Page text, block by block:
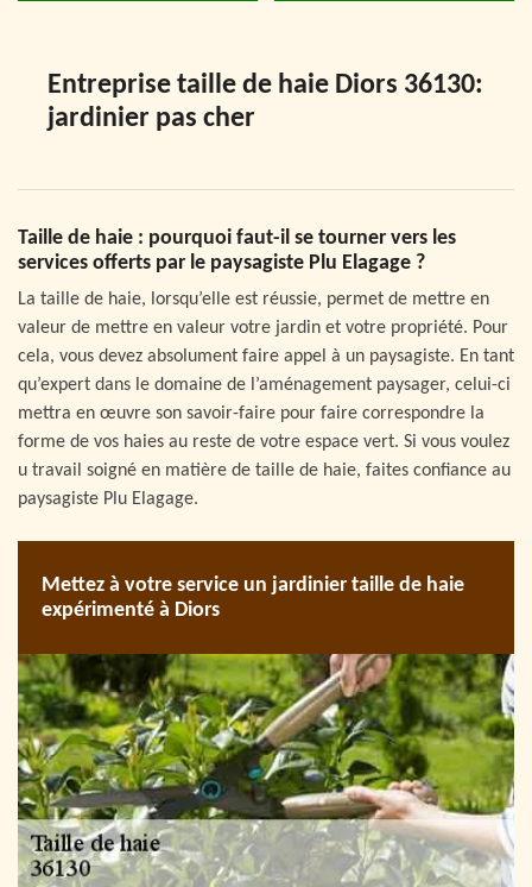
Entreprise taille de haie Diors 36130:
jardinier pas cher
Taille de haie : pourquoi faut-il se tourner vers les
services offerts par le paysagiste Plu Elagage ?
La taille de haie, lorsqu’elle est réussie, permet de mettre en
valeur de mettre en valeur votre jardin et votre propriété. Pour
cela, vous devez absolument faire appel à un paysagiste. En tant
qu’expert dans le domaine de l’aménagement paysager, celui-ci
mettra en œuvre son savoir-faire pour faire correspondre la
forme de vos haies au reste de votre espace vert. Si vous voulez
u travail soigné en matière de taille de haie, faites confiance au
paysagiste Plu Elagage.
Mettez à votre service un jardinier taille de haie
expérimenté à Diors